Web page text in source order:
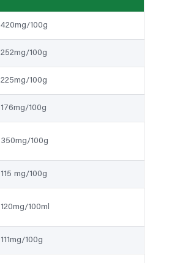
420mg/100g
252mg/100g
225mg/100g
176mg/100g
350mg/100g
115 mg/100g
120mg/100ml
111mg/100g